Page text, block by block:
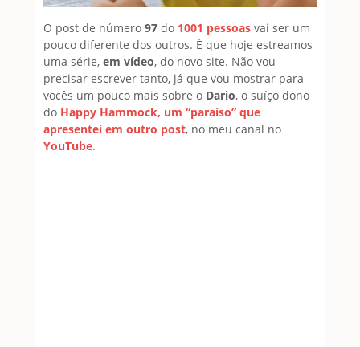
O post de número 97 do 1001 pessoas vai ser um
pouco diferente dos outros. É que hoje estreamos
uma série, em vídeo, do novo site. Não vou
precisar escrever tanto, já que vou mostrar para
vocês um pouco mais sobre o Dario, o suíço dono
do Happy Hammock, um “paraíso” que
apresentei em outro post, no meu canal no
YouTube.